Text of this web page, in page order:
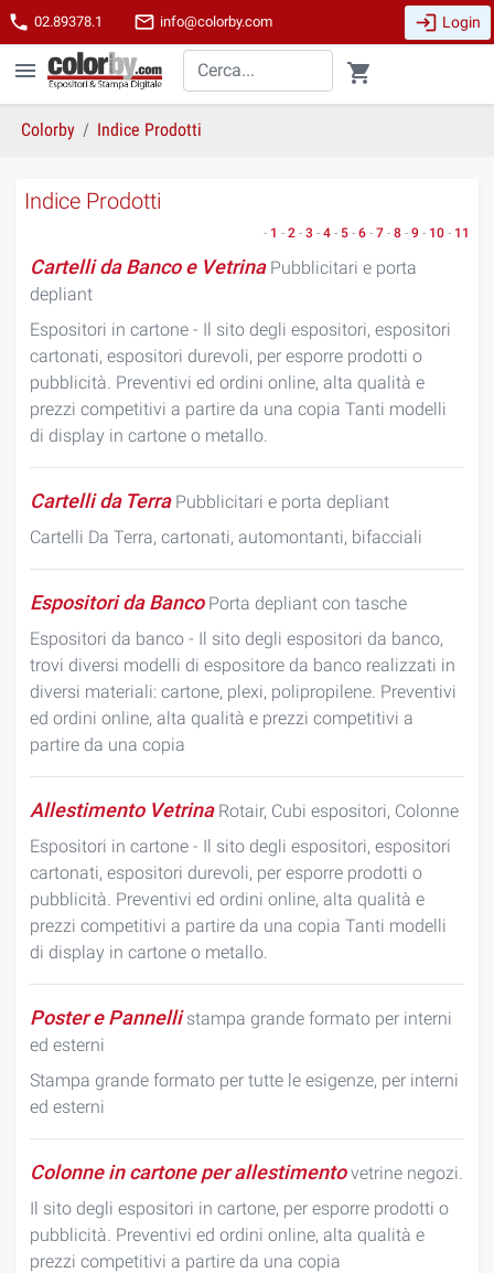
phone 02.89378.1 mail_outline info@colorby.com login Login
menu shopping_cart
Colorby Indice Prodotti
Indice Prodotti
- 1 - 2 - 3 - 4 - 5 - 6 - 7 - 8 - 9 - 10 - 11
Cartelli da Banco e VetrinaPubblicitari e porta
depliant
Espositori in cartone - Il sito degli espositori, espositori
cartonati, espositori durevoli, per esporre prodotti o
pubblicità. Preventivi ed ordini online, alta qualità e
prezzi competitivi a partire da una copia Tanti modelli
di display in cartone o metallo.
Cartelli da TerraPubblicitari e porta depliant
Cartelli Da Terra, cartonati, automontanti, bifacciali
Espositori da BancoPorta depliant con tasche
Espositori da banco - Il sito degli espositori da banco,
trovi diversi modelli di espositore da banco realizzati in
diversi materiali: cartone, plexi, polipropilene. Preventivi
ed ordini online, alta qualità e prezzi competitivi a
partire da una copia
Allestimento VetrinaRotair, Cubi espositori, Colonne
Espositori in cartone - Il sito degli espositori, espositori
cartonati, espositori durevoli, per esporre prodotti o
pubblicità. Preventivi ed ordini online, alta qualità e
prezzi competitivi a partire da una copia Tanti modelli
di display in cartone o metallo.
Poster e Pannellistampa grande formato per interni
ed esterni
Stampa grande formato per tutte le esigenze, per interni
ed esterni
Colonne in cartone per allestimentovetrine negozi.
Il sito degli espositori in cartone, per esporre prodotti o
pubblicità. Preventivi ed ordini online, alta qualità e
prezzi competitivi a partire da una copia